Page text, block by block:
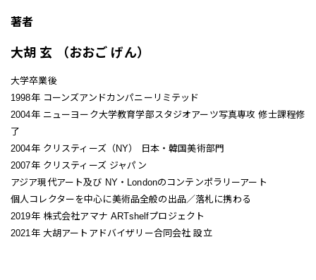
著者
大胡 玄 （おおご げん）
大学卒業後
1998年 コーンズアンドカンパニーリミテッド
2004年 ニューヨーク大学教育学部スタジオアーツ写真専攻 修士課程修
了
2004年 クリスティーズ（NY） 日本・韓国美術部門
2007年 クリスティーズ ジャパン
アジア現代アート及び NY・Londonのコンテンポラリーアート
個人コレクターを中心に美術品全般の出品／落札に携わる
2019年 株式会社アマナ ARTshelfプロジェクト
2021年 大胡アートアドバイザリー合同会社 設立